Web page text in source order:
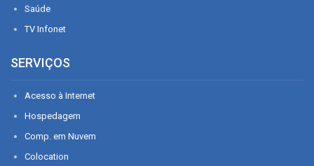
Saúde
TV Infonet
SERVIÇOS
Acesso à Internet
Hospedagem
Comp. em Nuvem
Colocation